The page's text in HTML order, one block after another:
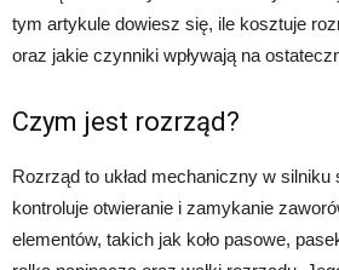
tym artykule dowiesz się, ile kosztuje
oraz jakie czynniki wpływają na
Czym jest rozrząd?
Rozrząd to układ mechaniczny w
kontroluje otwieranie i zamykanie
elementów, takich jak koło pasowe,